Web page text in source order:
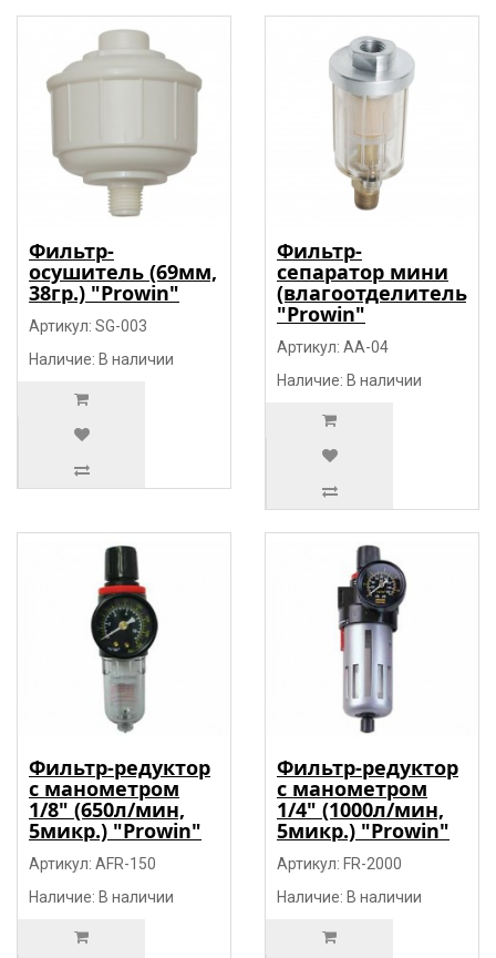
Фильтр-
осушитель (69мм,
38гр.) "Prowin"
Артикул: SG-003
Наличие: В наличии
Фильтр-
сепаратор мини
(влагоотделитель)
"Prowin"
Артикул: AA-04
Наличие: В наличии
Фильтр-редуктор
с манометром
1/8" (650л/мин,
5микр.) "Prowin"
Артикул: AFR-150
Наличие: В наличии
Фильтр-редуктор
с манометром
1/4" (1000л/мин,
5микр.) "Prowin"
Артикул: FR-2000
Наличие: В наличии